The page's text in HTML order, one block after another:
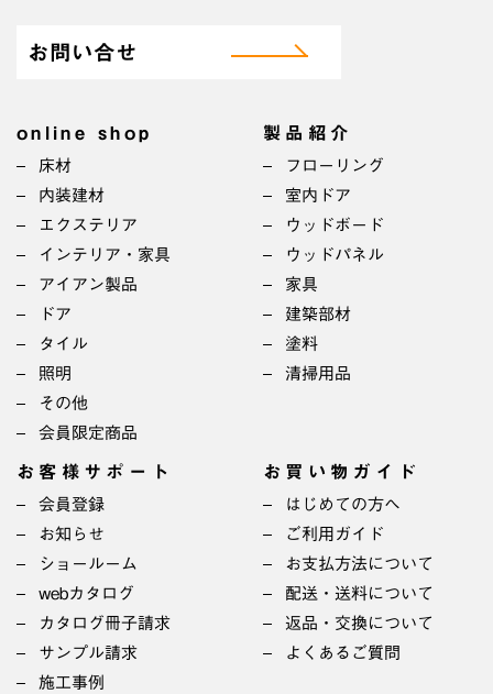
お問い合せ
online shop
床材
内装建材
エクステリア
インテリア・家具
アイアン製品
ドア
タイル
照明
その他
会員限定商品
製品紹介
フローリング
室内ドア
ウッドボード
ウッドパネル
家具
建築部材
塗料
清掃用品
お客様サポート
会員登録
お知らせ
ショールーム
webカタログ
カタログ冊子請求
サンプル請求
施工事例
お買い物ガイド
はじめての方へ
ご利用ガイド
お支払方法について
配送・送料について
返品・交換について
よくあるご質問